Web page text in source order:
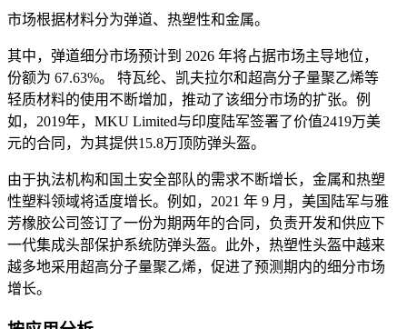
市场根据材料分为弹道、热塑性和金属。
其中，弹道细分市场预计到 2026 年将占据市场主导地位，
份额为 67.63%。 特瓦纶、凯夫拉尔和超高分子量聚乙烯等
轻质材料的使用不断增加，推动了该细分市场的扩张。例
如，2019年，MKU Limited与印度陆军签署了价值2419万美
元的合同，为其提供15.8万顶防弹头盔。
由于执法机构和国土安全部队的需求不断增长，金属和热塑
性塑料领域将适度增长。例如，2021 年 9 月，美国陆军与雅
芳橡胶公司签订了一份为期两年的合同，负责开发和供应下
一代集成头部保护系统防弹头盔。此外，热塑性头盔中越来
越多地采用超高分子量聚乙烯，促进了预测期内的细分市场
增长。